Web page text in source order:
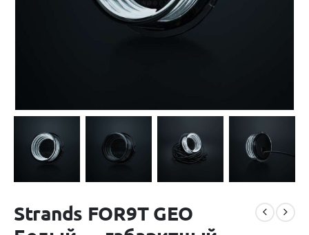
Strands FOR9T GEO